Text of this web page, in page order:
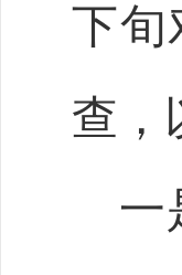
下旬
查，
一